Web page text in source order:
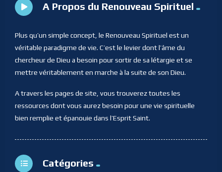
A Propos du Renouveau Spirituel
Plus qu’un simple concept, le Renouveau Spirituel est un
véritable paradigme de vie. C’est le levier dont l’âme du
chercheur de Dieu a besoin pour sortir de sa létargie et se
mettre véritablement en marche à la suite de son Dieu.
A travers les pages de site, vous trouverez toutes les
ressources dont vous aurez besoin pour une vie spirituelle
bien remplie et épanouie dans l’Esprit Saint.
Catégories